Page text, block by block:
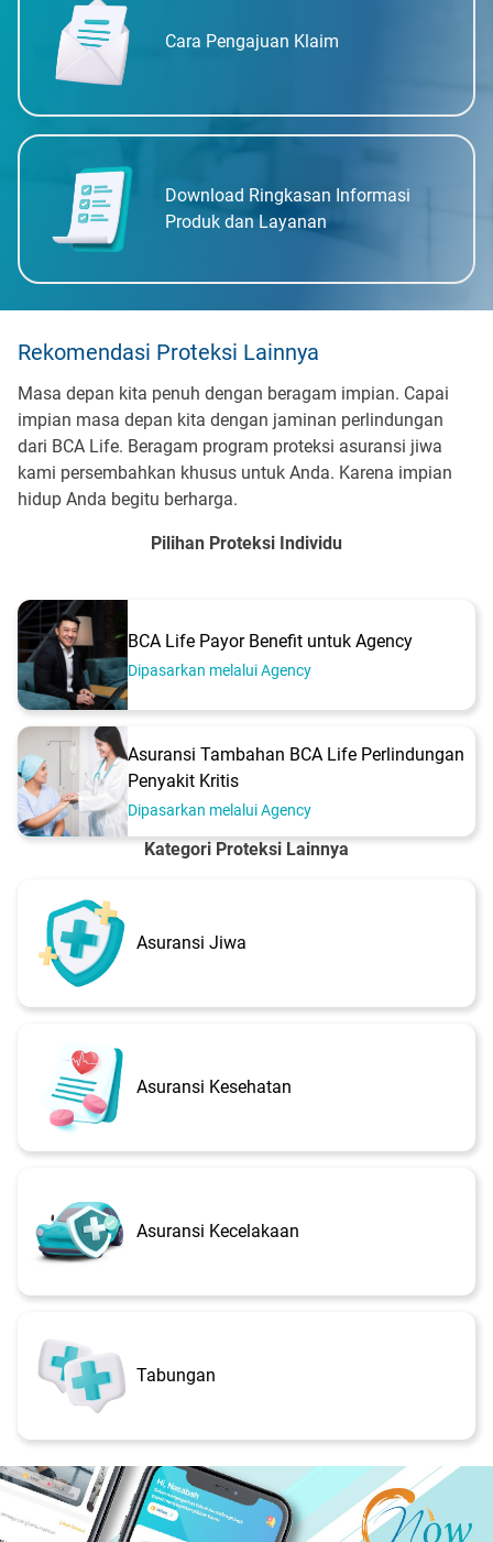
Cara Pengajuan Klaim
Download Ringkasan Informasi
Produk dan Layanan
Rekomendasi Proteksi Lainnya
Masa depan kita penuh dengan beragam impian. Capai
impian masa depan kita dengan jaminan perlindungan
dari BCA Life. Beragam program proteksi asuransi jiwa
kami persembahkan khusus untuk Anda. Karena impian
hidup Anda begitu berharga.
Pilihan Proteksi Individu
BCA Life Payor Benefit untuk Agency
Dipasarkan melalui Agency
Asuransi Tambahan BCA Life Perlindungan
Penyakit Kritis
Dipasarkan melalui Agency
Kategori Proteksi Lainnya
Asuransi Jiwa
Asuransi Kesehatan
Asuransi Kecelakaan
Tabungan